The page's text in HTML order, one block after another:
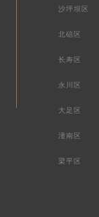
沙坪坝区
北碚区
长寿区
永川区
大足区
潼南区
梁平区